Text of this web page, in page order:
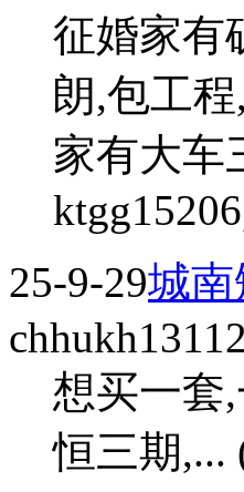
征婚家有
朗,包工
家有大车
25-9-29城南
想买一套
恒三期,...